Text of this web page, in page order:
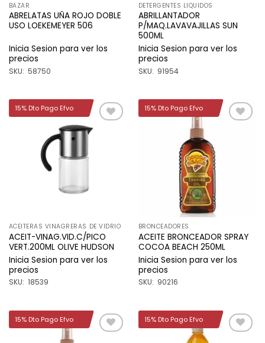
BAZAR
ABRELATAS UÑA ROJO DOBLE
USO LOEKEMEYER 506
Inicia Sesion para ver los
precios
SKU: 58750
DETERGENTES LIQUIDOS
ABRILLANTADOR
P/MAQ.LAVAVAJILLAS SUN
500ML
Inicia Sesion para ver los
precios
SKU: 91954
ACEITERAS VINAGRERAS DE VIDRIO
ACEIT-VINAG.VID.C/PICO
VERT.200ML OLIVE HUDSON
Inicia Sesion para ver los
precios
SKU: 18539
15% Dto Pago Efvo
BRONCEADORES
ACEITE BRONCEADOR SPRAY
COCOA BEACH 250ML
Inicia Sesion para ver los
precios
SKU: 90216
15% Dto Pago Efvo
15% Dto Pago Efvo 15% Dto Pago Efvo